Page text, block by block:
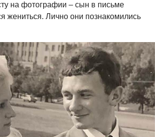
на фотографии – сын в письме
жениться. Лично они познакомились